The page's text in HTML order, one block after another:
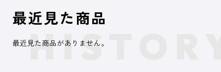
最近見た商品
最近見た商品がありません。